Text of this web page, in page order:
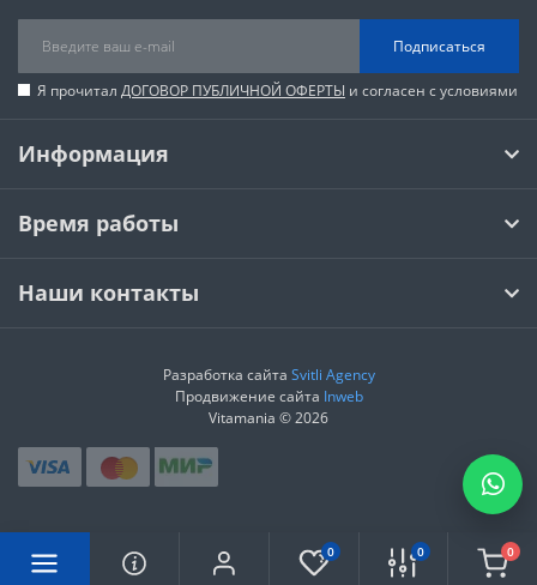
0 0 0
Подписаться
Я прочитал ДОГОВОР ПУБЛИЧНОЙ ОФЕРТЫ и согласен с условиями
Информация
Время работы
Наши контакты
Разработка сайта Svitli Agency
Продвижение сайта Inweb
Vitamania © 2026